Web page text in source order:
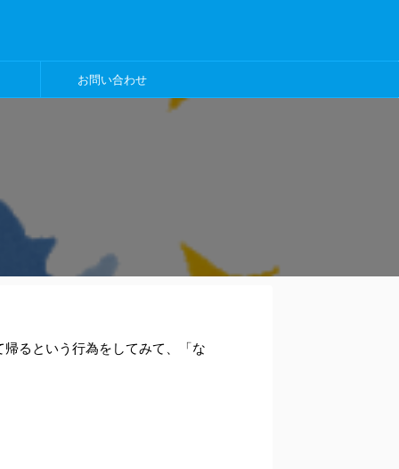
お問い合わせ
るという行為をしてみて、「な